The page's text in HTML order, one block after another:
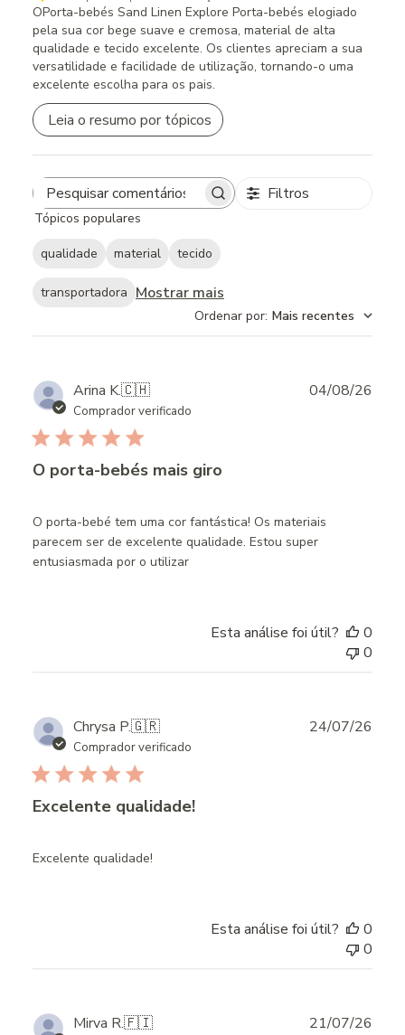
OPorta-bebés Sand Linen Explore Porta-bebés elogiado
pela sua cor bege suave e cremosa, material de alta
qualidade e tecido excelente. Os clientes apreciam a sua
versatilidade e facilidade de utilização, tornando-o uma
excelente escolha para os pais.
Leia o resumo por tópicos
Search
reviews
Filtros
Tópicos populares
qualidade material tecido
transportadora Mostrar mais
Ordenar por: Mais recentes
Arina K.🇨🇭
Comprador verificado
O porta-bebés mais giro
O porta-bebé tem uma cor fantástica! Os materiais
parecem ser de excelente qualidade. Estou super
entusiasmada por o utilizar
04/08/26
Esta análise foi útil?
0
0
Chrysa P.🇬🇷
Comprador verificado
Excelente qualidade!
Excelente qualidade!
24/07/26
Esta análise foi útil?
0
0
Mirva R.🇫🇮 21/07/26